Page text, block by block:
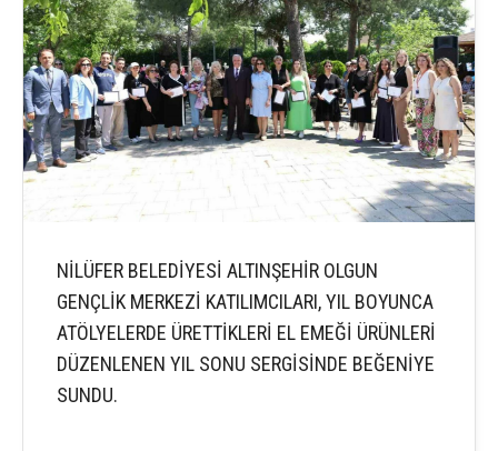
NİLÜFER BELEDİYESİ ALTINŞEHİR OLGUN
GENÇLİK MERKEZİ KATILIMCILARI, YIL BOYUNCA
ATÖLYELERDE ÜRETTİKLERİ EL EMEĞİ ÜRÜNLERİ
DÜZENLENEN YIL SONU SERGİSİNDE BEĞENİYE
SUNDU.